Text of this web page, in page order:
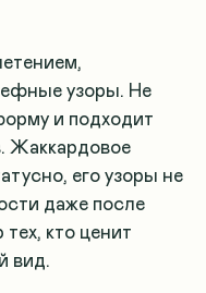
узоры. Не
и подходит
Жаккардовое
его узоры не
даже после
кто ценит
вид.